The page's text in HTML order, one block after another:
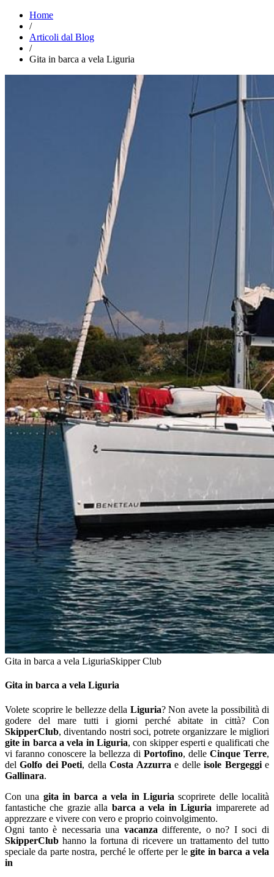
Home
/
Articoli dal Blog
/
Gita in barca a vela Liguria
Gita in barca a vela LiguriaSkipper Club
Gita in barca a vela Liguria
Volete scoprire le bellezze della Liguria? Non avete la possibilità di
godere del mare tutti i giorni perché abitate in città? Con
SkipperClub, diventando nostri soci, potrete organizzare le migliori
gite in barca a vela in Liguria, con skipper esperti e qualificati che
vi faranno conoscere la bellezza di Portofino, delle Cinque Terre,
delGolfo dei Poeti, dellaCosta Azzurra e delleisole Bergeggie
Gallinara.
Con una gita in barca a vela in Liguria scoprirete delle località
fantastiche che grazie alla barca a vela in Liguria imparerete ad
apprezzare e vivere con vero e proprio coinvolgimento.
Ogni tanto è necessaria una vacanza differente, o no? I soci di
SkipperClub hanno la fortuna di ricevere un trattamento del tutto
speciale da parte nostra, perché le offerte per legite in barca a vela
in